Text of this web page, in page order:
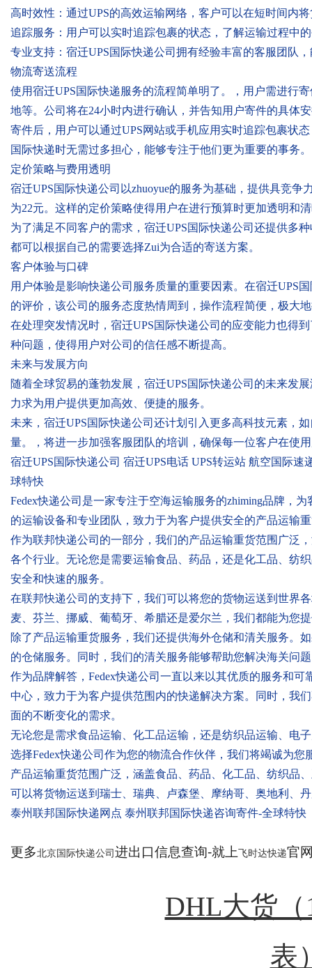
高时效性：通过UPS的高效运输网络，客户可以在短时间内
追踪服务：用户可以实时追踪包裹的状态，了解运输过程中
专业支持：宿迁UPS国际快递公司拥有经验丰富的客服团队
物流寄送流程
使用宿迁UPS国际快递服务的流程简单明了。，用户需进行
地等。公司将在24小时内进行确认，并告知用户寄件的具体
寄件后，用户可以通过UPS网站或手机应用实时追踪包裹状
国际快递时无需过多担心，能够专注于他们更为重要的事务。
定价策略与费用透明
宿迁UPS国际快递公司以zhuoyue的服务为基础，提供具竞
为22元。这样的定价策略使得用户在进行预算时更加透明和
为了满足不同客户的需求，宿迁UPS国际快递公司还提供多
都可以根据自己的需要选择Zui为合适的寄送方案。
客户体验与口碑
用户体验是影响快递公司服务质量的重要因素。在宿迁UPS
的评价，该公司的服务态度热情周到，操作流程简便，极大
在处理突发情况时，宿迁UPS国际快递公司的应变能力也得
种问题，使得用户对公司的信任感不断提高。
未来与发展方向
随着全球贸易的蓬勃发展，宿迁UPS国际快递公司的未来发
力求为用户提供更加高效、便捷的服务。
未来，宿迁UPS国际快递公司还计划引入更多高科技元素，
量。，将进一步加强客服团队的培训，确保每一位客户在使
宿迁UPS国际快递公司 宿迁UPS电话 UPS转运站 航空国际
球特快
Fedex快递公司是一家专注于空海运输服务的zhiming品牌，
的运输设备和专业团队，致力于为客户提供安全的产品运输
作为联邦快递公司的一部分，我们的产品运输重货范围广泛
各个行业。无论您是需要运输食品、药品，还是化工品、纺
安全和快速的服务。
在联邦快递公司的支持下，我们可以将您的货物运送到世界
麦、芬兰、挪威、葡萄牙、希腊还是爱尔兰，我们都能为您
除了产品运输重货服务，我们还提供海外仓储和清关服务。
的仓储服务。同时，我们的清关服务能够帮助您解决海关问
作为品牌解答，Fedex快递公司一直以来以其优质的服务和
中心，致力于为客户提供范围内的快递解决方案。同时，我
面的不断变化的需求。
无论您是需求食品运输、化工品运输，还是纺织品运输、电
选择Fedex快递公司作为您的物流合作伙伴，我们将竭诚为您
产品运输重货范围广泛，涵盖食品、药品、化工品、纺织品
可以将货物运送到瑞士、瑞典、卢森堡、摩纳哥、奥地利、
泰州联邦国际快递网点 泰州联邦国际快递咨询寄件-全球特快
更多北京国际快递公司 进出口信息查询-就上飞时达快递官
DHL大货
表